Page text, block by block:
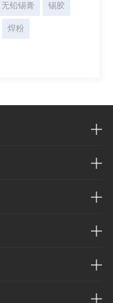
无铅锡膏 锡胶
焊粉